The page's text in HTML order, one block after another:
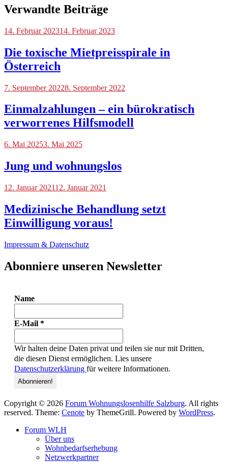
Verwandte Beiträge
Blog
14. Februar 202314. Februar 2023
Die toxische Mietpreisspirale in
Österreich
Blog
7. September 20228. September 2022
Einmalzahlungen – ein bürokratisch
verworrenes Hilfsmodell
Blog
6. Mai 20253. Mai 2025
Jung und wohnungslos
Blog
12. Januar 202112. Januar 2021
Medizinische Behandlung setzt
Einwilligung voraus!
Impressum & Datenschutz
Abonniere unseren Newsletter
Name
E-Mail *
Wir halten deine Daten privat und teilen sie nur mit Dritten,
die diesen Dienst ermöglichen. Lies unsere
Datenschutzerklärung für weitere Informationen.
Copyright © 2026 Forum Wohnungslosenhilfe Salzburg. All rights
reserved. Theme: Cenote by ThemeGrill. Powered by WordPress.
Forum WLH
Über uns
Wohnbedarfserhebung
Netzwerkpartner